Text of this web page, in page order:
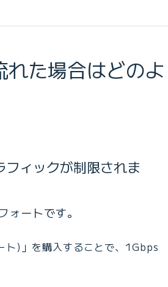
た場合はどのよ
ィックが制限されま
ートです。
ト)」を購入することで、1Gbps